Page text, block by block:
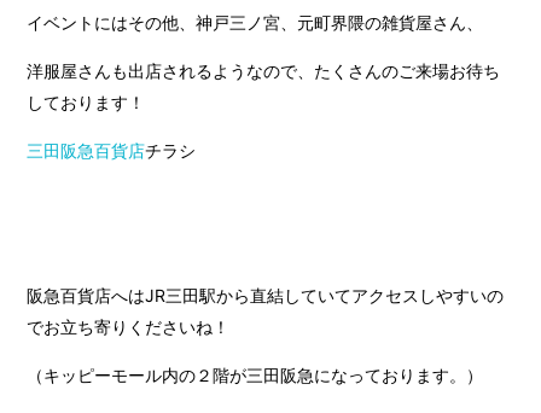
イベントにはその他、神戸三ノ宮、元町界隈の雑貨屋さん、
洋服屋さんも出店されるようなので、たくさんのご来場お待ち
しております！
三田阪急百貨店チラシ
阪急百貨店へはJR三田駅から直結していてアクセスしやすいの
でお立ち寄りくださいね！
（キッピーモール内の２階が三田阪急になっております。）